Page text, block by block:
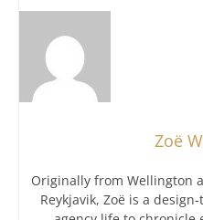
Zoë
Originally from Wellington
Reykjavik, Zoë is a